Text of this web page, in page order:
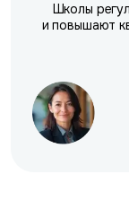
Школы
и повышают